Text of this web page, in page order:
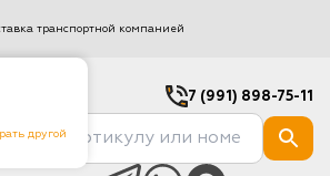
другой
транспортной компанией
7 (991) 898-75-11